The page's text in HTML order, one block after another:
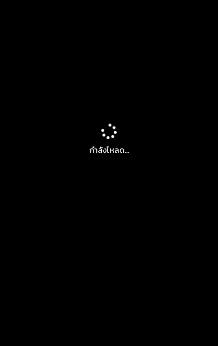
กำลังโหลด...